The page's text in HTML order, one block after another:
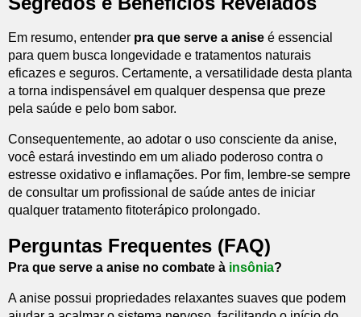
Em resumo, entender pra que serve a anise é essencial
para quem busca longevidade e tratamentos naturais
eficazes e seguros. Certamente, a versatilidade desta planta
a torna indispensável em qualquer despensa que preze
pela saúde e pelo bom sabor.
Consequentemente, ao adotar o uso consciente da anise,
você estará investindo em um aliado poderoso contra o
estresse oxidativo e inflamações. Por fim, lembre-se sempre
de consultar um profissional de saúde antes de iniciar
qualquer tratamento fitoterápico prolongado.
Perguntas Frequentes (FAQ)
Pra que serve a anise no combate à insônia?
A anise possui propriedades relaxantes suaves que podem